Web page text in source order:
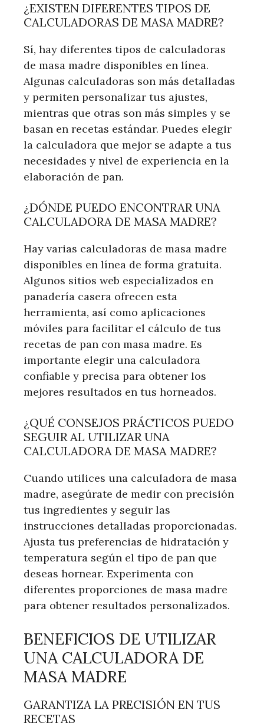
¿EXISTEN DIFERENTES TIPOS DE
CALCULADORAS DE MASA MADRE?
Sí, hay diferentes tipos de calculadoras
de masa madre disponibles en línea.
Algunas calculadoras son más detalladas
y permiten personalizar tus ajustes,
mientras que otras son más simples y se
basan en recetas estándar. Puedes elegir
la calculadora que mejor se adapte a tus
necesidades y nivel de experiencia en la
elaboración de pan.
¿DÓNDE PUEDO ENCONTRAR UNA
CALCULADORA DE MASA MADRE?
Hay varias calculadoras de masa madre
disponibles en línea de forma gratuita.
Algunos sitios web especializados en
panadería casera ofrecen esta
herramienta, así como aplicaciones
móviles para facilitar el cálculo de tus
recetas de pan con masa madre. Es
importante elegir una calculadora
confiable y precisa para obtener los
mejores resultados en tus horneados.
¿QUÉ CONSEJOS PRÁCTICOS PUEDO
SEGUIR AL UTILIZAR UNA
CALCULADORA DE MASA MADRE?
Cuando utilices una calculadora de masa
madre, asegúrate de medir con precisión
tus ingredientes y seguir las
instrucciones detalladas proporcionadas.
Ajusta tus preferencias de hidratación y
temperatura según el tipo de pan que
deseas hornear. Experimenta con
diferentes proporciones de masa madre
para obtener resultados personalizados.
BENEFICIOS DE UTILIZAR
UNA CALCULADORA DE
MASA MADRE
GARANTIZA LA PRECISIÓN EN TUS
RECETAS